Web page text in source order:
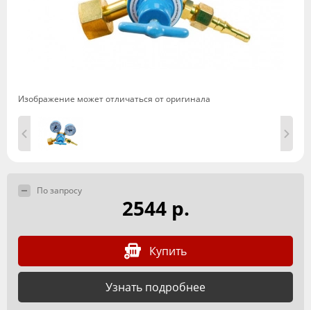
Изображение может отличаться от оригинала
По запросу
2544 р.
Купить
Узнать подробнее